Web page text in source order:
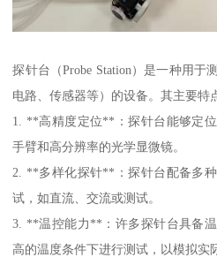
探针台（Probe Station）是一种用于
电路、传感器等）的设备。其主要特
1. **高精度定位**：探针台能够定
手臂和高分辨率的光学显微镜。
2. **多样化探针**：探针台配备多
试，如直流、交流或测试。
3. **温控能力**：许多探针台具备
高的温度条件下进行测试，以模拟实